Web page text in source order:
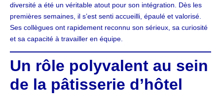
diversité a été un véritable atout pour son intégration. Dès les
premières semaines, il s’est senti accueilli, épaulé et valorisé.
Ses collègues ont rapidement reconnu son sérieux, sa curiosité
et sa capacité à travailler en équipe.
Un rôle polyvalent au sein
de la pâtisserie d’hôtel